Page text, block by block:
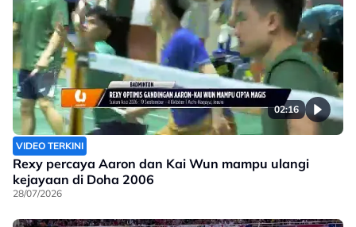
02:16
VIDEO TERKINI
Rexy percaya Aaron dan Kai Wun mampu ulangi
kejayaan di Doha 2006
28/07/2026